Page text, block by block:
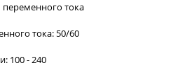
тока
тока: 50/60
100 - 240